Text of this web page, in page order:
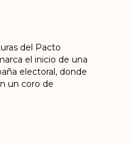
del Pacto
el inicio de una
electoral, donde
un coro de